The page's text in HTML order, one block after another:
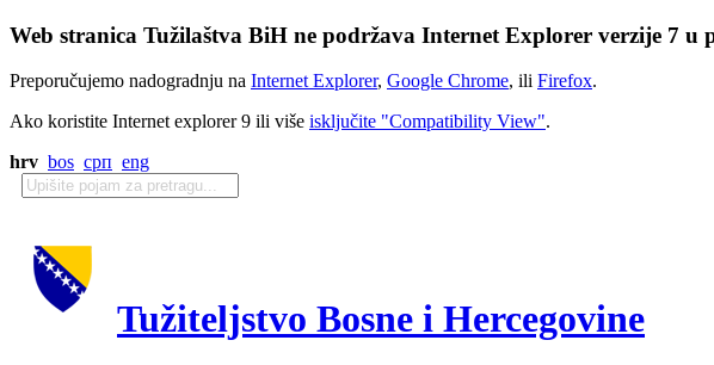
Web stranica Tužilaštva BiH ne podržava Internet Explorer verzije 7 u
Preporučujemo nadogradnju na Internet Explorer, Google Chrome, ili Firefox.
Ako koristite Internet explorer 9 ili više isključite "Compatibility View".
hrv bos срп eng
Tužiteljstvo Bosne i Hercegovine